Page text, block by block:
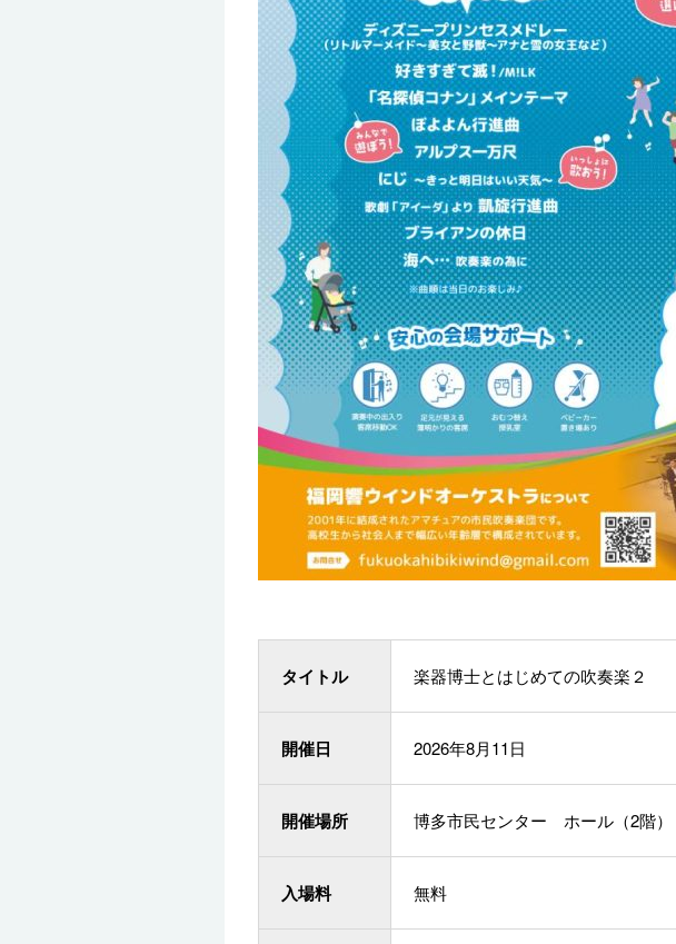
タイトル 楽器博士とはじめての吹奏楽２
開催日 2026年8月11日
開催場所 博多市民センター ホール（2階）
入場料 無料